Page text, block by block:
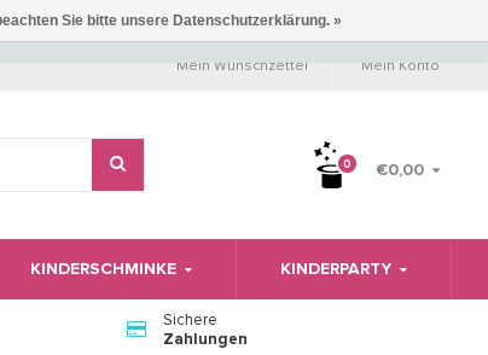
Mein Wunschzettel Mein Konto
0 €0,00
KINDERSCHMINKE KINDERPARTY
Sichere
Zahlungen
Sie bitte unsere Datenschutzerklärung. »